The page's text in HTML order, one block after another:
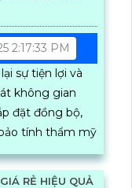
2:17:33 PM
sự tiện lợi và
không gian
tính thẩm mỹ
RẺ HIỆU QUẢ